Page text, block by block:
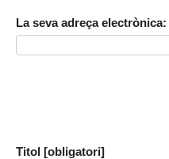
La seva adreça electrònica:
Titol [obligatori]